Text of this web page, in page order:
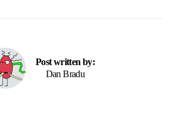
Post written by:
Dan Bradu